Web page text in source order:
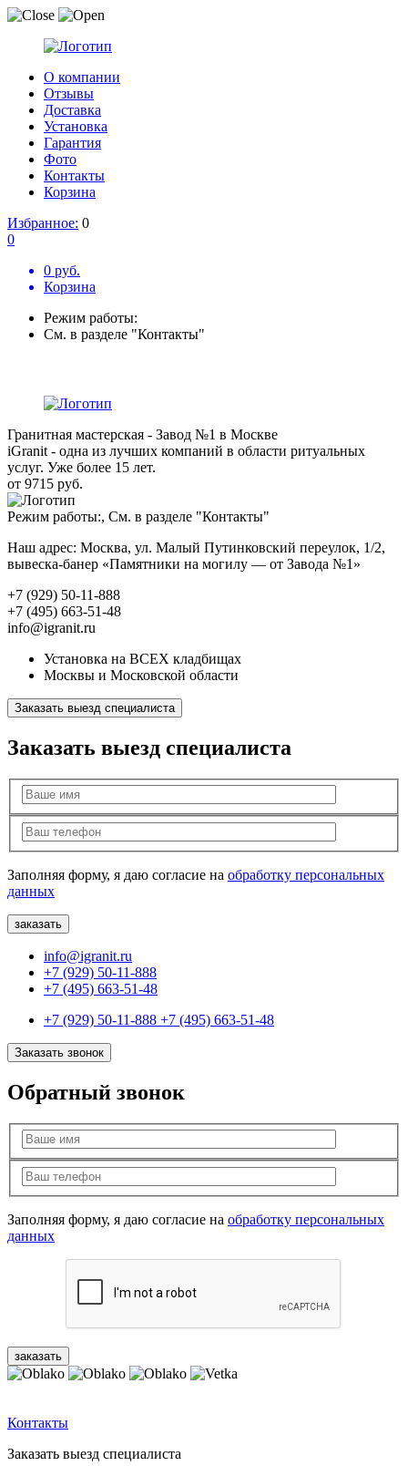
О компании
Отзывы
Доставка
Установка
Гарантия
Фото
Контакты
Корзина
Избранное: 0
0
0 руб.
Корзина
Режим работы:
См. в разделе "Контакты"
Гранитная мастерская - Завод №1 в Москве
iGranit - одна из лучших компаний в области ритуальных
услуг. Уже более 15 лет.
от 9715 руб.
Режим работы:, См. в разделе "Контакты"
Наш адрес: Москва, ул. Малый Путинковский переулок, 1/2,
вывеска-банер «Памятники на могилу — от Завода №1»
+7 (929) 50-11-888
+7 (495) 663-51-48
info@igranit.ru
Установка на ВСЕХ кладбищах
Москвы и Московской области
Заказать выезд специалиста
Заказать выезд специалиста
Заполняя форму, я даю согласие на обработку персональных
данных
info@igranit.ru
+7 (929) 50-11-888
+7 (495) 663-51-48
+7 (929) 50-11-888 +7 (495) 663-51-48
Заказать звонок
Обратный звонок
Заполняя форму, я даю согласие на обработку персональных
данных
Контакты
Заказать выезд специалиста